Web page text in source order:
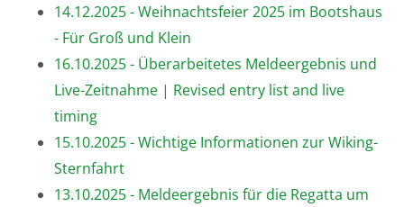
14.12.2025 - Weihnachtsfeier 2025 im Bootshaus
- Für Groß und Klein
16.10.2025 - Überarbeitetes Meldeergebnis und
Live-Zeitnahme | Revised entry list and live
timing
15.10.2025 - Wichtige Informationen zur Wiking-
Sternfahrt
13.10.2025 - Meldeergebnis für die Regatta um